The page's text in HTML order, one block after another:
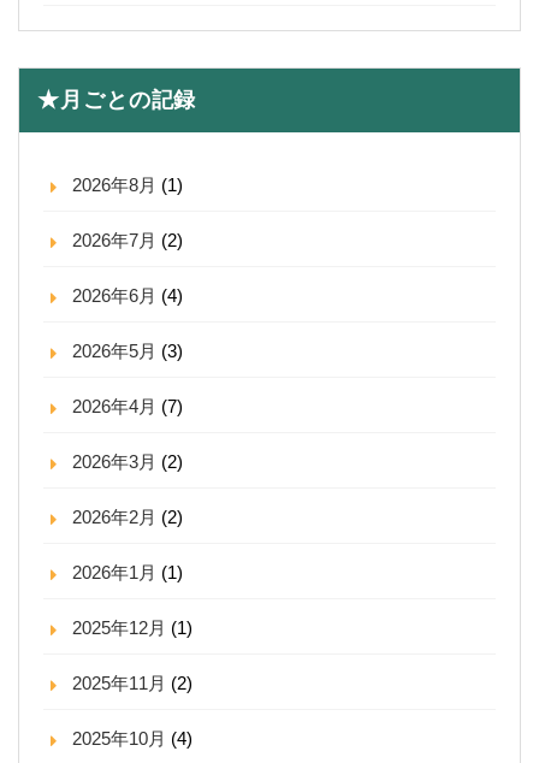
★月ごとの記録
2026年8月 (1)
2026年7月 (2)
2026年6月 (4)
2026年5月 (3)
2026年4月 (7)
2026年3月 (2)
2026年2月 (2)
2026年1月 (1)
2025年12月 (1)
2025年11月 (2)
2025年10月 (4)